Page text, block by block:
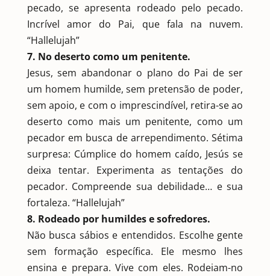
pecado, se apresenta rodeado pelo pecado.
Incrível amor do Pai, que fala na nuvem.
“Hallelujah”
7. No deserto como um penitente.
Jesus, sem abandonar o plano do Pai de ser
um homem humilde, sem pretensão de poder,
sem apoio, e com o imprescindível, retira-se ao
deserto como mais um penitente, como um
pecador em busca de arrependimento. Sétima
surpresa: Cúmplice do homem caído, Jesús se
deixa tentar. Experimenta as tentações do
pecador. Compreende sua debilidade… e sua
fortaleza. “Hallelujah”
8. Rodeado por humildes e sofredores.
Não busca sábios e entendidos. Escolhe gente
sem formação específica. Ele mesmo lhes
ensina e prepara. Vive com eles. Rodeiam-no